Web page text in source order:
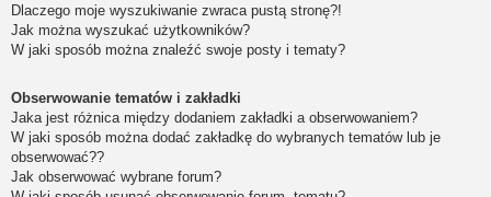
Dlaczego moje wyszukiwanie zwraca pustą stronę?!
Jak można wyszukać użytkowników?
W jaki sposób można znaleźć swoje posty i tematy?
Obserwowanie tematów i zakładki
Jaka jest różnica między dodaniem zakładki a obserwowaniem?
W jaki sposób można dodać zakładkę do wybranych tematów lub je
obserwować??
Jak obserwować wybrane forum?